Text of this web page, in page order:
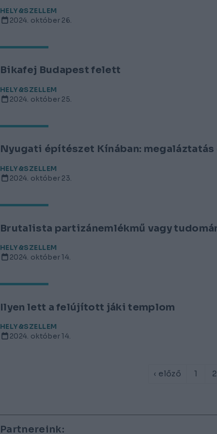
HELY&SZELLEM
2024. október 26.
Bikafej Budapest felett
HELY&SZELLEM
2024. október 25.
Nyugati építészet Kínában:
HELY&SZELLEM
2024. október 23.
Brutalista partizánemlékmű vagy
HELY&SZELLEM
2024. október 14.
Ilyen lett a felújított jáki templom
HELY&SZELLEM
2024. október 14.
‹ előző 1 2
Lábléc
Partnereink: